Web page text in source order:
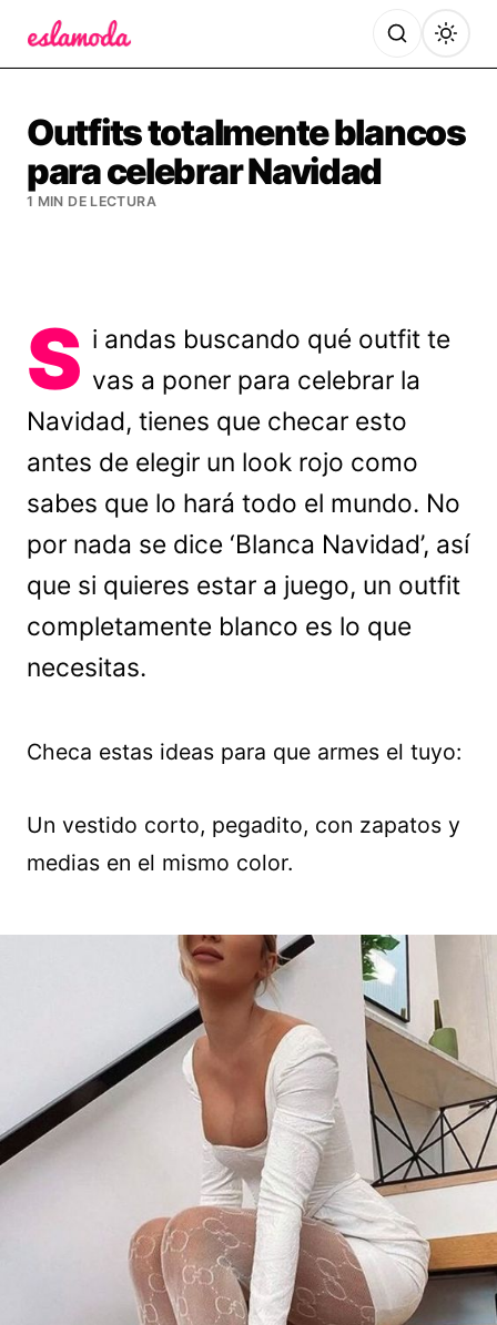
Outfits totalmente blancos
para celebrar Navidad
1 MIN DE LECTURA
S i andas buscando qué outfit te
vas a poner para celebrar la
Navidad, tienes que checar esto
antes de elegir un look rojo como
sabes que lo hará todo el mundo. No
por nada se dice ‘Blanca Navidad’, así
que si quieres estar a juego, un outfit
completamente blanco es lo que
necesitas.
Checa estas ideas para que armes el tuyo:
Un vestido corto, pegadito, con zapatos y
medias en el mismo color.